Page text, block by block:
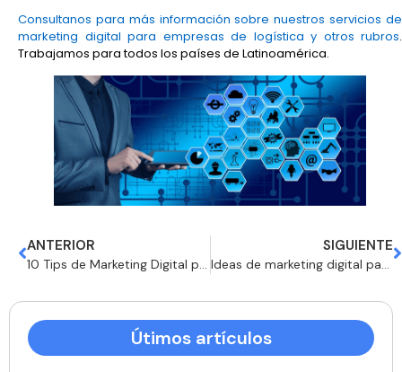
Consultanos para más información sobre nuestros servicios de
marketing digital para empresas de logística y otros rubros.
Trabajamos para todos los países de Latinoamérica.
ANTERIOR
10 Tips de Marketing Digital para Industrias de la Construcción en el 2024
SIGUIENTE
Ideas de marketing digital para laboratorios médicos – 2024
Útimos artículos